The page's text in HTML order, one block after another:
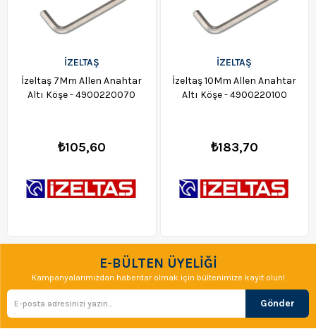
İZELTAŞ
İzeltaş 7Mm Allen Anahtar
Altı Köşe - 4900220070
₺105,60
İZELTAŞ
İzeltaş 10Mm Allen Anahtar
Altı Köşe - 4900220100
₺183,70
E-BÜLTEN ÜYELİĞİ
Kampanyalarımızdan haberdar olmak için bültenimize kayıt olun!
Gönder